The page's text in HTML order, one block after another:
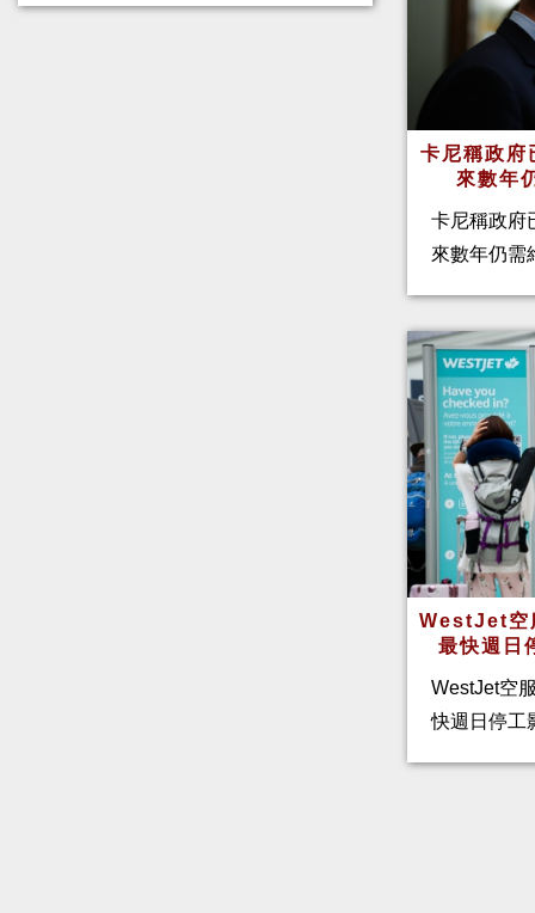
卡尼稱政府
來數年
卡尼稱政府
來數年仍需
WestJet空
最快週日
WestJet空
快週日停工